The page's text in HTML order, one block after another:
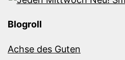
Blogroll
Achse des Guten